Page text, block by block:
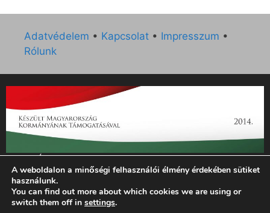
Adatvédelem • Kapcsolat • Impresszum •
Rólunk
„Az Új Ember katolikus hetilap 2014. évi működésének
támogatását az EGYH-KCP-14-P-0121 sz. támogatási
szerződés keretében 3 000 000 Ft összegben támogatta az
Emberi Erőforrások Minisztériuma.”
A weboldalon a minőségi felhasználói élmény érdekében sütiket
használunk.
You can find out more about which cookies we are using or
switch them off in settings.